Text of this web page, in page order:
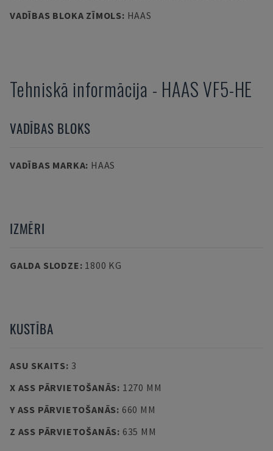
VADĪBAS BLOKA ZĪMOLS: HAAS
Tehniskā informācija - HAAS VF5-HE
VADĪBAS BLOKS
VADĪBAS MARKA: HAAS
IZMĒRI
GALDA SLODZE: 1800 KG
KUSTĪBA
ASU SKAITS: 3
X ASS PĀRVIETOŠANĀS: 1270 MM
Y ASS PĀRVIETOŠANĀS: 660 MM
Z ASS PĀRVIETOŠANĀS: 635 MM